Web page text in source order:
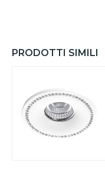
PRODOTTI SIMILI